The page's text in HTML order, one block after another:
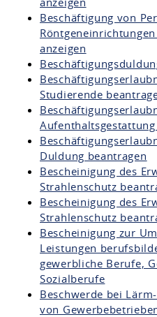
Beschäftigung von
anzeigen
Studierende
Duldung beantragen
Bescheinigung des
Strahlenschutz
Bescheinigung des
Strahlenschutz
Bescheinigung zur
Leistungen
gewerbliche Berufe,
Sozialberufe
Beschwerde bei
von